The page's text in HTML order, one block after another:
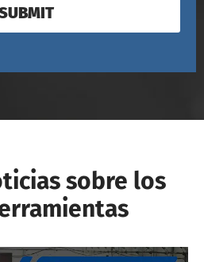
sobre los